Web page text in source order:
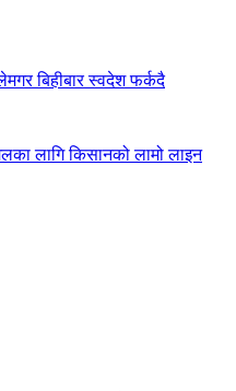
बिहीबार स्वदेश फर्कदै
लागि किसानको लामो लाइन